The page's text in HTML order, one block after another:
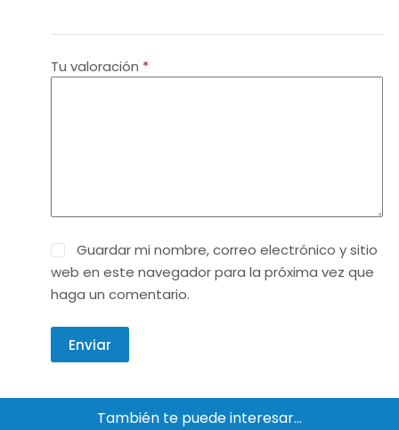
Tu valoración *
Guardar mi nombre, correo electrónico y sitio
web en este navegador para la próxima vez que
haga un comentario.
Enviar
También te puede interesar…